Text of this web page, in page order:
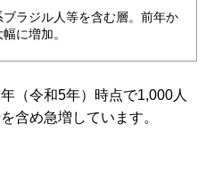
ブラジル人等を含む層。前年か
幅に増加。
（令和5年）時点で1,000人
含め急増しています。